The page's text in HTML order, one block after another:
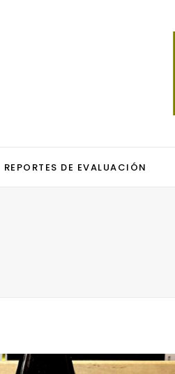
REPORTES DE EVALUACIÓN